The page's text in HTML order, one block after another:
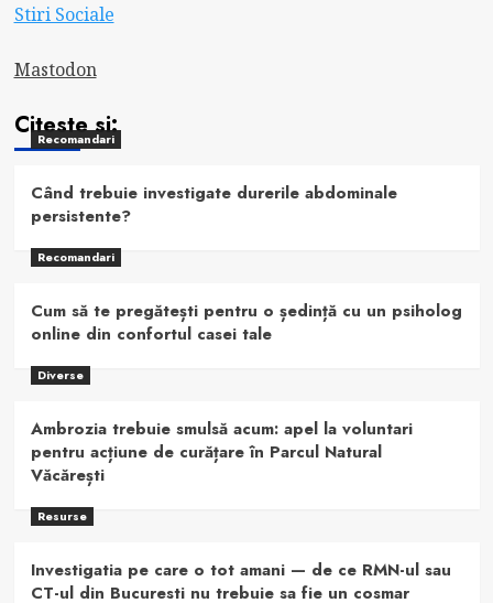
Stiri Sociale
Mastodon
Citeste si:
Recomandari
Când trebuie investigate durerile abdominale
persistente?
Recomandari
Cum să te pregătești pentru o ședință cu un psiholog
online din confortul casei tale
Diverse
Ambrozia trebuie smulsă acum: apel la voluntari
pentru acțiune de curățare în Parcul Natural
Văcărești
Resurse
Investigatia pe care o tot amani — de ce RMN-ul sau
CT-ul din Bucuresti nu trebuie sa fie un cosmar